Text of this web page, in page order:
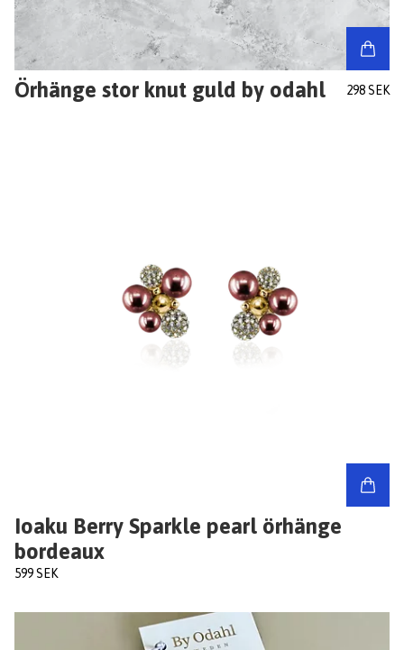
Örhänge stor knut guld by odahl 298 SEK
Ioaku Berry Sparkle pearl örhänge
bordeaux
599 SEK